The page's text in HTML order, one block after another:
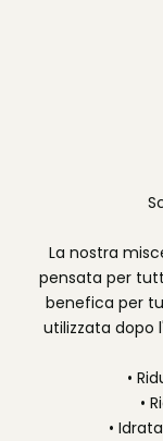
La nostra
pensata per
benefica per
utilizzata dopo
•
•
•